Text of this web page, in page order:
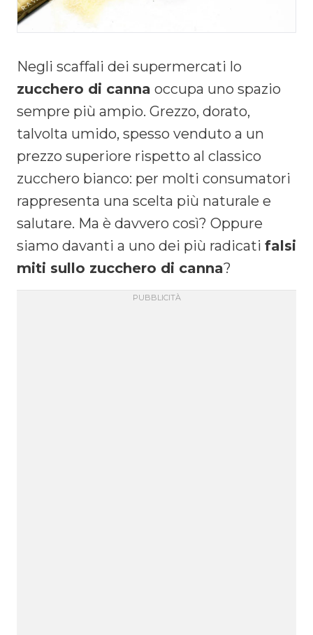
Negli scaffali dei supermercati lo
zucchero di canna occupa uno spazio
sempre più ampio. Grezzo, dorato,
talvolta umido, spesso venduto a un
prezzo superiore rispetto al classico
zucchero bianco: per molti consumatori
rappresenta una scelta più naturale e
salutare. Ma è davvero così? Oppure
siamo davanti a uno dei più radicati falsi
miti sullo zucchero di canna?